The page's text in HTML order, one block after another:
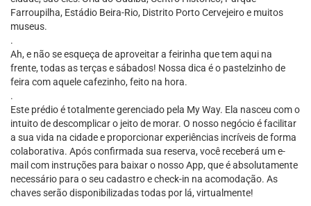
Farroupilha, Estádio Beira-Rio, Distrito Porto Cervejeiro e muitos
museus.
.
Ah, e não se esqueça de aproveitar a feirinha que tem aqui na
frente, todas as terças e sábados! Nossa dica é o pastelzinho de
feira com aquele cafezinho, feito na hora.
.
Este prédio é totalmente gerenciado pela My Way. Ela nasceu com o
intuito de descomplicar o jeito de morar. O nosso negócio é facilitar
a sua vida na cidade e proporcionar experiências incríveis de forma
colaborativa. Após confirmada sua reserva, você receberá um e-
mail com instruções para baixar o nosso App, que é absolutamente
necessário para o seu cadastro e check-in na acomodação. As
chaves serão disponibilizadas todas por lá, virtualmente!